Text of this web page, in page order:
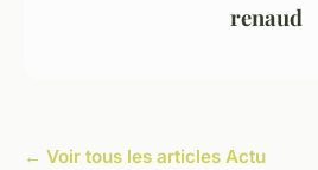
renaud
← Voir tous les articles Actu